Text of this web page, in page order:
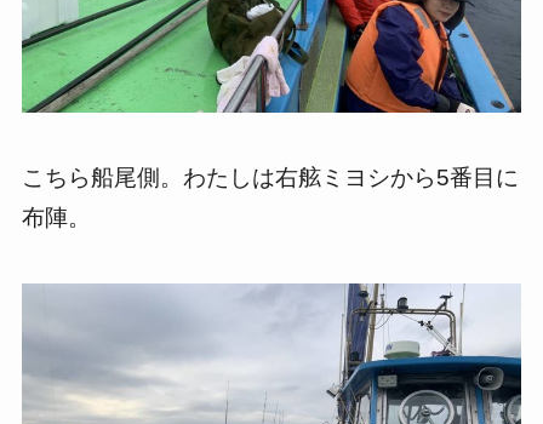
こちら船尾側。わたしは右舷ミヨシから5番目に
布陣。